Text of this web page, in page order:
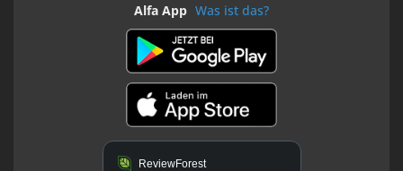
Alfa App Was ist das?
ReviewForest